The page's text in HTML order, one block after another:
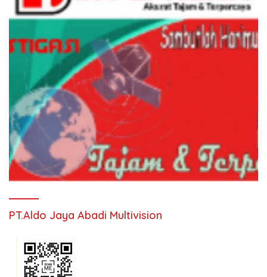
PT.Aldo Jaya Abadi Multivision